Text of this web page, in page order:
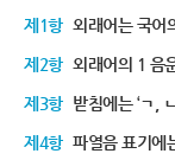
제1항 외래어는 국어
제2항 외래어의 1 음
제3항 받침에는 ‘ㄱ,
제4항 파열음 표기에